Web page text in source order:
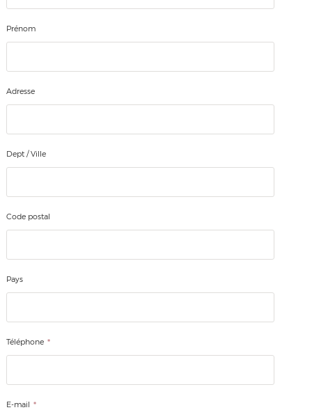
Prénom
Adresse
Dept / Ville
Code postal
Pays
Téléphone *
E-mail *